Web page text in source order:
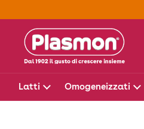
Latti Omogeneizzati